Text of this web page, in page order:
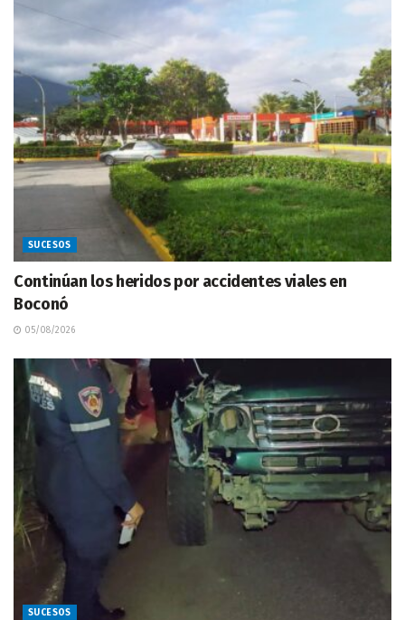
SUCESOS
Continúan los heridos por accidentes viales en
Boconó
05/08/2026
SUCESOS